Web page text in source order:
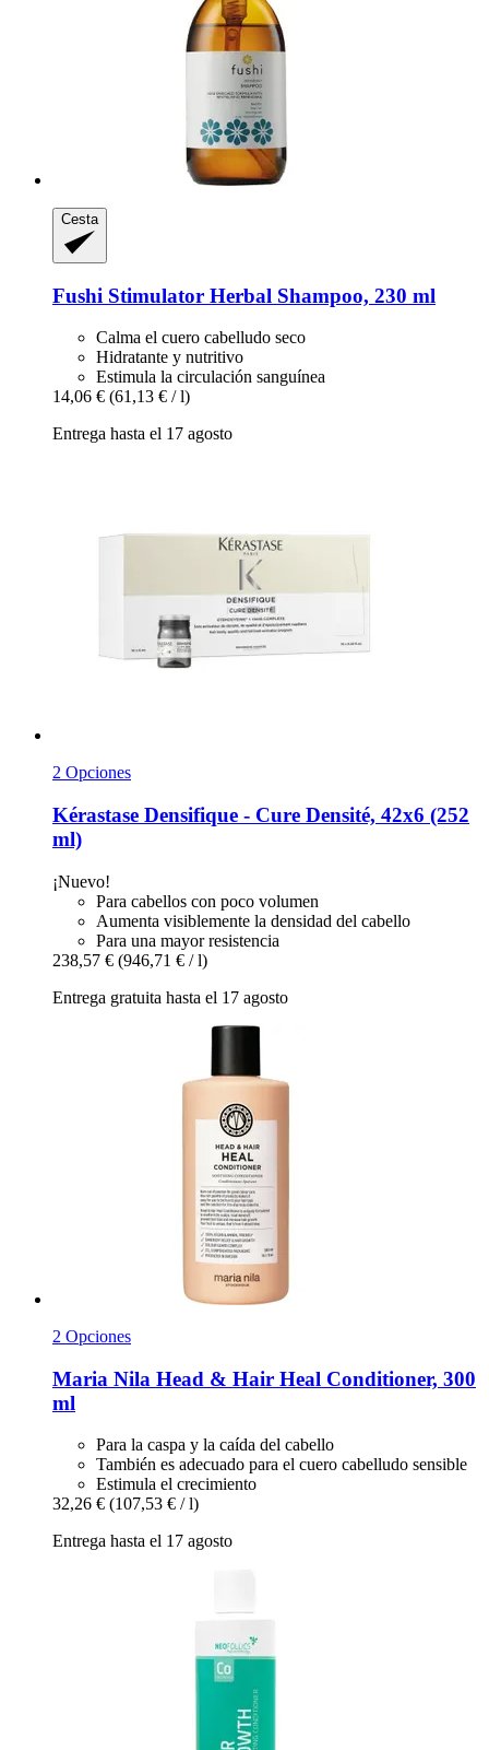
Cesta
Fushi Stimulator Herbal Shampoo, 230 ml
Calma el cuero cabelludo seco
Hidratante y nutritivo
Estimula la circulación sanguínea
14,06 € (61,13 € / l)
Entrega hasta el 17 agosto
2 Opciones
Kérastase Densifique -​ Cure Densité, 42x6 (252
ml)
¡Nuevo!
Para cabellos con poco volumen
Aumenta visiblemente la densidad del cabello
Para una mayor resistencia
238,57 € (946,71 € / l)
Entrega gratuita hasta el 17 agosto
2 Opciones
Maria Nila Head & Hair Heal Conditioner, 300
ml
Para la caspa y la caída del cabello
También es adecuado para el cuero cabelludo sensible
Estimula el crecimiento
32,26 € (107,53 € / l)
Entrega hasta el 17 agosto